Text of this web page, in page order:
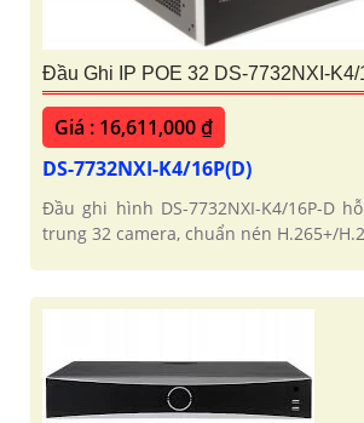
Đầu Ghi IP POE 32 DS-7732NXI-K4/
Giá : 16,611,000 ₫
DS-7732NXI-K4/16P(D)
Đầu ghi hình DS-7732NXI-K4/16P-D
trung 32 camera, chuẩn nén H.265+/